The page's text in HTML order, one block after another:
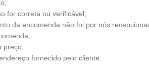
for correta ou verificável;
da encomenda não foi por nós
preço;
fornecido pelo cliente.